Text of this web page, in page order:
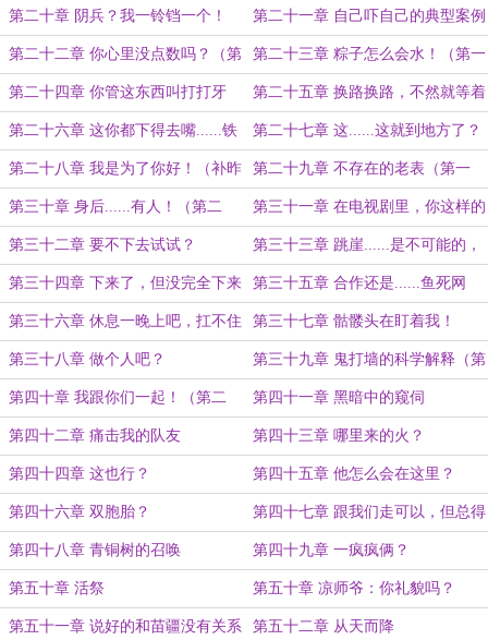
第二十章 阴兵？我一铃铛一个！ 第二十一章 自己吓自己的典型案例
（第一更）
第二十二章 你心里没点数吗？（第
二更）
第二十三章 粽子怎么会水！（第一
更）
第二十四章 你管这东西叫打打牙
祭？
第二十五章 换路换路，不然就等着
当鱼食吧！（补昨天第一更）
第二十六章 这你都下得去嘴......铁
子牛逼！（补第二更）
第二十七章 这......这就到地方了？
（补昨天一更）
第二十八章 我是为了你好！（补昨
天）
第二十九章 不存在的老表（第一
更）
第三十章 身后......有人！（第二
更）
第三十一章 在电视剧里，你这样的
活不到十分钟！（第一更）
第三十二章 要不下去试试？ 第三十三章 跳崖......是不可能的，
跳个水不是简简单单？（补昨天）
第三十四章 下来了，但没完全下来 第三十五章 合作还是......鱼死网
破？（二合一）
第三十六章 休息一晚上吧，扛不住
了真的！
第三十七章 骷髅头在盯着我！
第三十八章 做个人吧？ 第三十九章 鬼打墙的科学解释（第
一更）
第四十章 我跟你们一起！（第二
更）
第四十一章 黑暗中的窥伺
第四十二章 痛击我的队友 第四十三章 哪里来的火？
第四十四章 这也行？ 第四十五章 他怎么会在这里？
第四十六章 双胞胎？ 第四十七章 跟我们走可以，但总得
加个保险吧？
第四十八章 青铜树的召唤 第四十九章 一疯疯俩？
第五十章 活祭 第五十章 凉师爷：你礼貌吗？
第五十一章 说好的和苗疆没有关系 第五十二章 从天而降